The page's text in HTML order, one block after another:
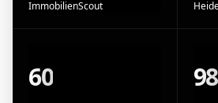
ImmobilienScout
60 98